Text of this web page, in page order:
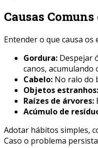
Causas
Entender o que causa
Gordura: Despejar
canos, acumulando
Cabelo: No ralo do
Objetos estranhos:
Raízes de árvores:
Acúmulo de
Adotar hábitos simples,
Caso o problema